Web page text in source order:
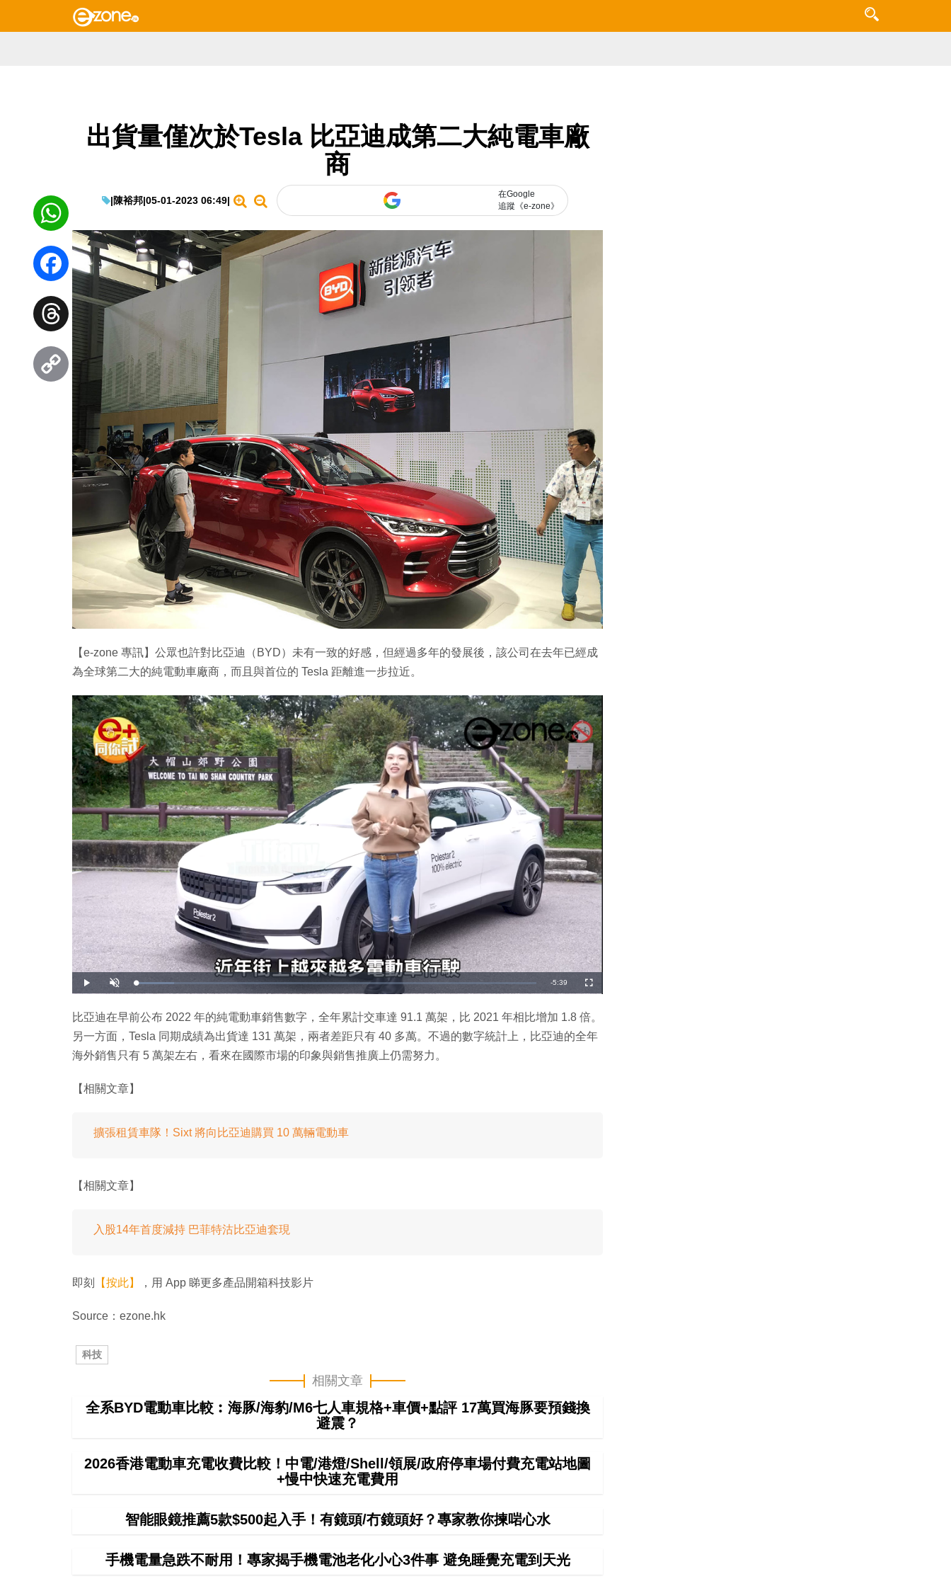
出貨量僅次於Tesla 比亞迪成第二大純電車廠
商
|陳裕邦|05-01-2023 06:49|
在Google
追蹤《e-zone》
【e-zone 專訊】公眾也許對比亞迪（BYD）未有一致的好感，但經過多年的發展後，該公司在去年已經成
為全球第二大的純電動車廠商，而且與首位的 Tesla 距離進一步拉近。
播
放
開
啟
載
入
:
9
6
%
剩
-5:39
全
螢
比亞迪在早前公布 2022 年的純電動車銷售數字，全年累計交車達 91.1 萬架，比 2021 年相比增加 1.8 倍。
另一方面，Tesla 同期成績為出貨達 131 萬架，兩者差距只有 40 多萬。不過的數字統計上，比亞迪的全年
海外銷售只有 5 萬架左右，看來在國際市場的印象與銷售推廣上仍需努力。
【相關文章】
擴張租賃車隊！Sixt 將向比亞迪購買 10 萬輛電動車
【相關文章】
入股14年首度減持 巴菲特沽比亞迪套現
即刻 【按此】 ，用 App 睇更多產品開箱科技影片
Source：ezone.hk
科技
相關文章
全系BYD電動車比較︰海豚/海豹/M6七人車規格+車價+點評 17萬買海豚要預錢換
避震？
2026香港電動車充電收費比較！中電/港燈/Shell/領展/政府停車場付費充電站地圖
+慢中快速充電費用
智能眼鏡推薦5款$500起入手！有鏡頭/冇鏡頭好？專家教你揀啱心水
手機電量急跌不耐用！專家揭手機電池老化小心3件事 避免睡覺充電到天光
WhatsApp
Facebook
Threads
Copy